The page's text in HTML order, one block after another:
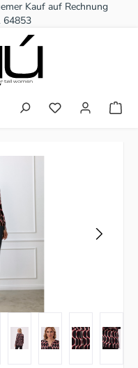
Kauf auf Rechnung
64853
Du hast 0